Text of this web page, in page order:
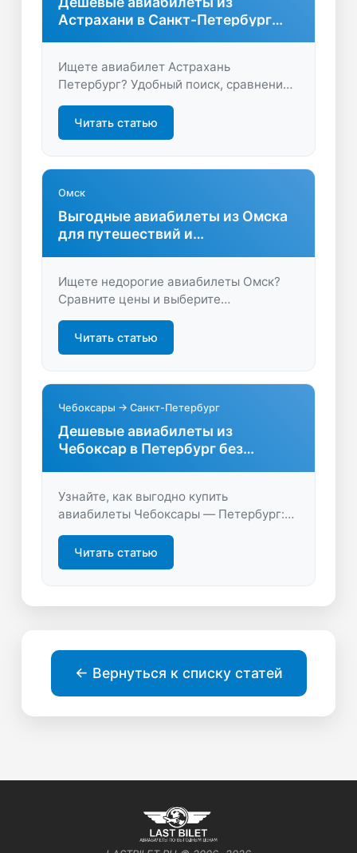
Астрахани в Санкт-Петербург
Ищете авиабилет Астрахань
Петербург? Удобный поиск, сравнение
цен, акции и быстрый выбор
оптимальных рейсов – всё для
комфортного перелёта. Экономьте
Читать статью
Омск
Выгодные авиабилеты из Омска
для путешествий и
Ищете недорогие авиабилеты Омск?
Сравните цены и выберите
оптимальный вариант для отпуска или
деловой поездки. Быстрое
бронирование, удобный поиск,
Читать статью
Чебоксары → Санкт-Петербург
Дешевые авиабилеты из
Чебоксар в Петербург без
Узнайте, как выгодно купить
авиабилеты Чебоксары — Петербург:
лучшего времени. Сравнивайте
предложения и бронируйте быстро на
Читать статью
← Вернуться к списку статей